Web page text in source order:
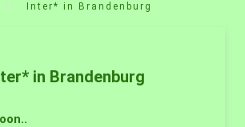
Inter* in Brandenburg
in Brandenburg